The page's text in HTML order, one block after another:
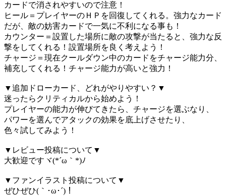
カードで消されやすいので注意！
ヒール＝プレイヤーのＨＰを回復してくれる。強力なカード
だが、敵の妨害カードで一気に不利になる事も！
カウンター＝設置した場所に敵の攻撃が当たると、強力な反
撃をしてくれる！設置場所を良く考えよう！
チャージ＝現在クールダウン中のカードをチャージ能力分、
補充してくれる！チャージ能力が高いと強力！
▼追加ドローカード、どれがやりやすい？▼
迷ったらクリティカルから始めよう！
プレイヤーの能力が伸びてきたら、チャージを選ぶなり、
パワーを選んでアタックの効果を底上げさせたり、
色々試してみよう！
▼レビュー投稿について▼
大歓迎ですヾ(*´ω｀*)ﾉ
▼ファンイラスト投稿について▼
ぜひぜひ(｀･ω･´)！